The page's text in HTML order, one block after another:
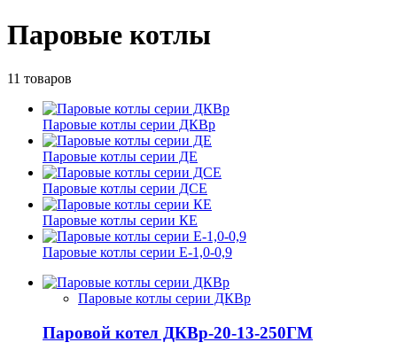
Паровые котлы
11 товаров
Паровые котлы серии ДКВр
Паровые котлы серии ДЕ
Паровые котлы серии ДСЕ
Паровые котлы серии КЕ
Паровые котлы серии Е-1,0-0,9
Паровые котлы серии ДКВр
Паровой котел ДКВр-20-13-250ГМ